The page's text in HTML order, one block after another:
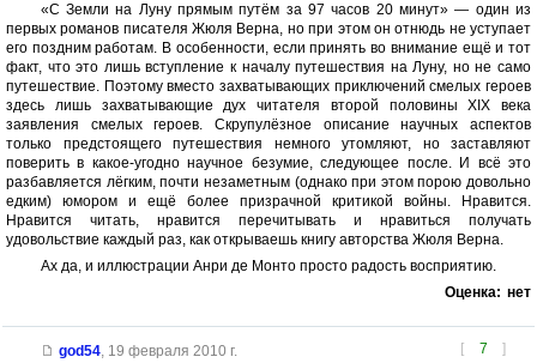
«С Земли на Луну прямым путём за 97 часов 20 минут» — один из
первых романов писателя Жюля Верна, но при этом он отнюдь не уступает
его поздним работам. В особенности, если принять во внимание ещё и тот
факт, что это лишь вступление к началу путешествия на Луну, но не само
путешествие. Поэтому вместо захватывающих приключений смелых героев
здесь лишь захватывающие дух читателя второй половины XIX века
заявления смелых героев. Скрупулёзное описание научных аспектов
только предстоящего путешествия немного утомляют, но заставляют
поверить в какое-угодно научное безумие, следующее после. И всё это
разбавляется лёгким, почти незаметным (однако при этом порою довольно
едким) юмором и ещё более призрачной критикой войны. Нравится.
Нравится читать, нравится перечитывать и нравиться получать
удовольствие каждый раз, как открываешь книгу авторства Жюля Верна.
Ах да, и иллюстрации Анри де Монто просто радость восприятию.
Оценка: нет
[ 7 ]
god54, 19 февраля 2010 г.